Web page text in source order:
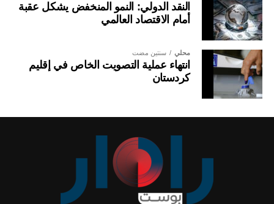
النقد الدولي: النمو المنخفض يشكل عقبة
أمام الاقتصاد العالمي
محلي سنتين مضت
انتهاء عملية التصويت الخاص في إقليم
كردستان